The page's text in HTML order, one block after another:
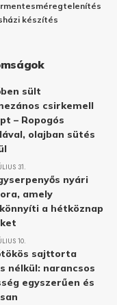
méregtelenítés
házi készítés
sült
csirkemell
– Ropogós
olajban sütés
31.
nyári
amely
a hétköznap
10.
sajttorta
nélkül: narancsos
egyszerűen és